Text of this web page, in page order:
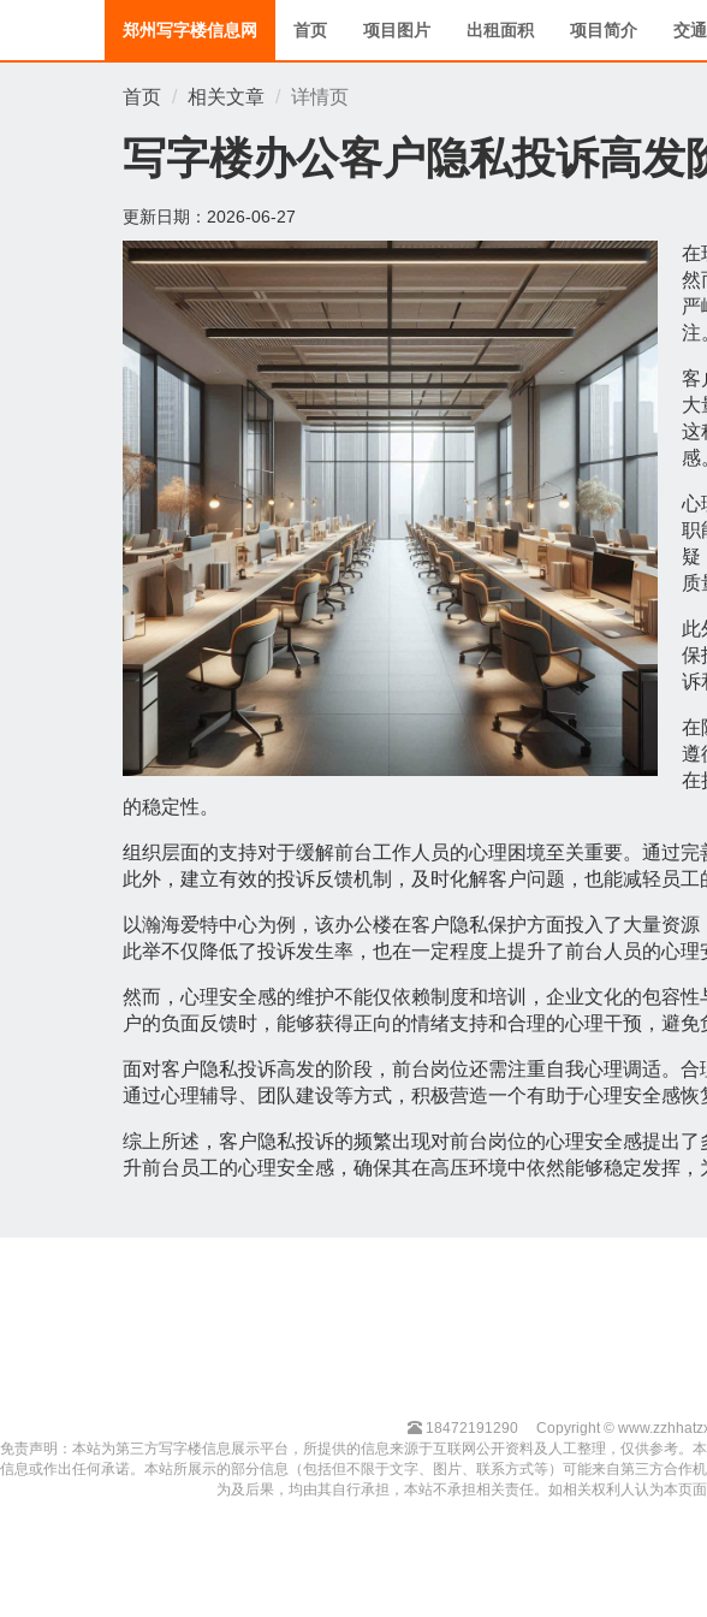
郑州写字楼信息网 首页 项目图片 出租面积 项目简介 交
首页 相关文章 详情页
写字楼办公客户隐私投诉高
更新日期： 2026-06-27
在
然
严
注
客
大
这
感
心
职
疑
质
此
保
诉
在
遵
在
的稳定性。
组织层面的支持对于缓解前台工作人员的心理困境至关重要。通过
此外，建立有效的投诉反馈机制，及时化解客户问题，也能减轻员工
以瀚海爱特中心为例，该办公楼在客户隐私保护方面投入了大量资
此举不仅降低了投诉发生率，也在一定程度上提升了前台人员的心
然而，心理安全感的维护不能仅依赖制度和培训，企业文化的包容
户的负面反馈时，能够获得正向的情绪支持和合理的心理干预，避免
面对客户隐私投诉高发的阶段，前台岗位还需注重自我心理调适。
通过心理辅导、团队建设等方式，积极营造一个有助于心理安全感恢
综上所述，客户隐私投诉的频繁出现对前台岗位的心理安全感提出
升前台员工的心理安全感，确保其在高压环境中依然能够稳定发挥，
18472191290
Copyright ©
免责声明：本站为第三方写字楼信息展示平台，所提供的信息来源于互联网公开资料及人工整理，仅供参考
信息或作出任何承诺。本站所展示的部分信息（包括但不限于文字、图片、联系方式等）可能来自第三方合
为及后果，均由其自行承担，本站不承担相关责任。如相关权利人认为本页